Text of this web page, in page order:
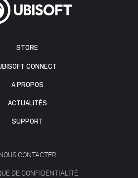
STORE
CONNECT
A PROPOS
ACTUALITÉS
SUPPORT
CONTACTER
DE CONFIDENTIALITÉ